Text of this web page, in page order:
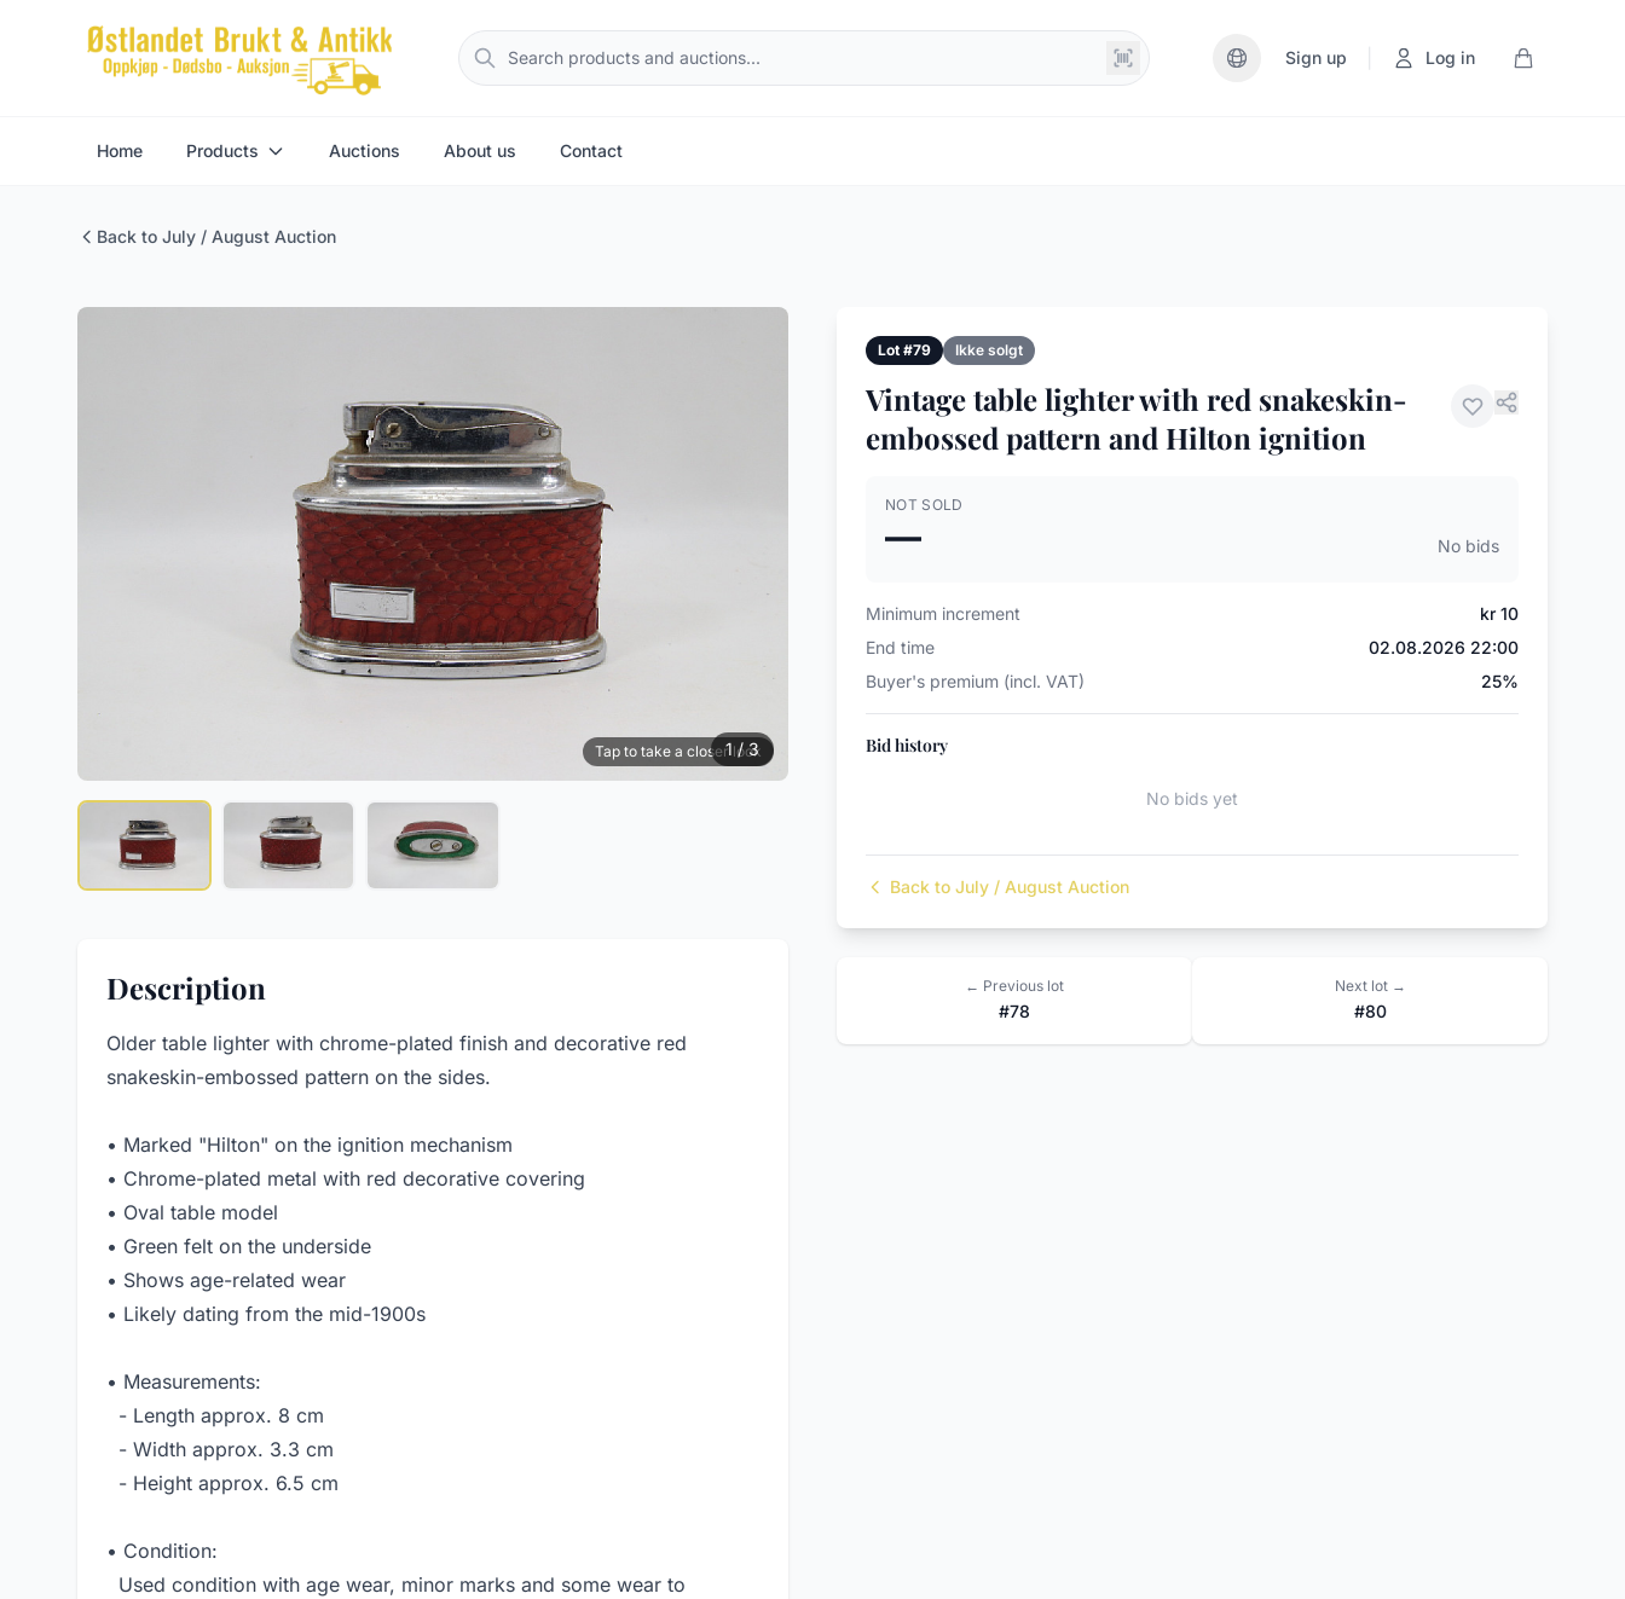
Sign up Log in
Home Products Auctions About us Contact
Back to July / August Auction
Tap to take a closer look
1 / 3
Lot #79 Ikke solgt
Vintage table lighter with red snakeskin-
embossed pattern and Hilton ignition
NOT SOLD
— No bids
Minimum increment
kr 10
End time
02.08.2026 22:00
Buyer's premium (incl. VAT)
25%
Bid history
No bids yet
Back to July / August Auction
← Previous lot
#78
Next lot →
#80
Description
Older table lighter with chrome-plated finish and decorative red
snakeskin-embossed pattern on the sides.
• Marked "Hilton" on the ignition mechanism
• Chrome-plated metal with red decorative covering
• Oval table model
• Green felt on the underside
• Shows age-related wear
• Likely dating from the mid-1900s
• Measurements:
- Length approx. 8 cm
- Width approx. 3.3 cm
- Height approx. 6.5 cm
• Condition:
Used condition with age wear, minor marks and some wear to